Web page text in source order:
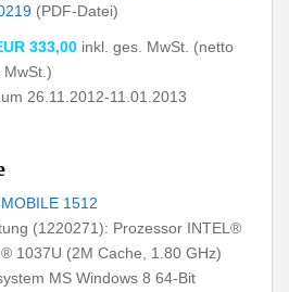
(PDF-Datei)
333,00 inkl. ges. MwSt. (netto
MwSt.)
26.11.2012-11.01.2013
1512
(1220271): Prozessor INTEL®
1037U (2M Cache, 1.80 GHz)
MS Windows 8 64-Bit